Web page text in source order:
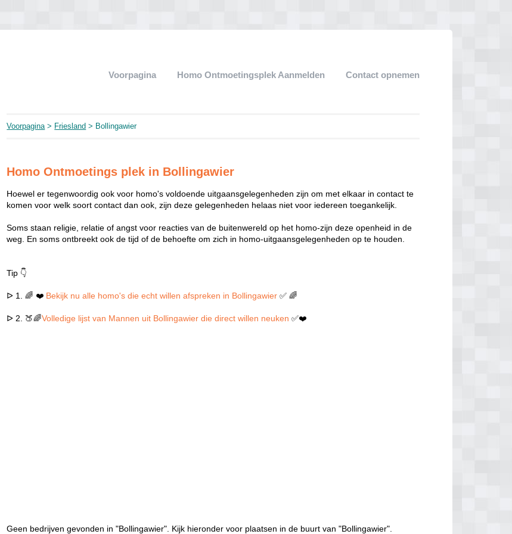
Voorpagina Homo Ontmoetingsplek Aanmelden Contact opnemen
Voorpagina> Friesland > Bollingawier
Homo Ontmoetings plek in Bollingawier
Hoewel er tegenwoordig ook voor homo's voldoende uitgaansgelegenheden zijn om met elkaar in contact te
komen voor welk soort contact dan ook, zijn deze gelegenheden helaas niet voor iedereen toegankelijk.
Soms staan religie, relatie of angst voor reacties van de buitenwereld op het homo-zijn deze openheid in de
weg. En soms ontbreekt ook de tijd of de behoefte om zich in homo-uitgaansgelegenheden op te houden.
Tip 👇
ᐅ 1. 🌈 ❤️ Bekijk nu alle homo's die echt willen afspreken in Bollingawier ✅ 🌈
ᐅ 2. 🍑🌈Volledige lijst van Mannen uit Bollingawier die direct willen neuken✅❤️
Geen bedrijven gevonden in "Bollingawier". Kijk hieronder voor plaatsen in de buurt van "Bollingawier".